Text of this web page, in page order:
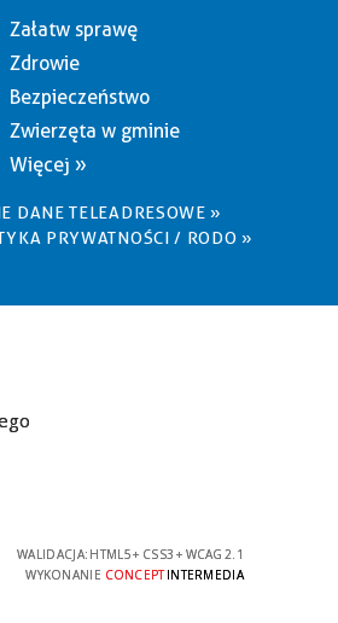
Załatw sprawę
Zdrowie
Bezpieczeństwo
Zwierzęta w gminie
Więcej »
DANE TELEADRESOWE »
PRYWATNOŚCI / RODO »
WALIDACJA: HTML5+ CSS3 + WCAG 2.1
WYKONANIE CONCEPTINTERMEDIA